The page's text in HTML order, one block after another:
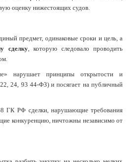
оценку нижестоящих судов.
предмет, одинаковые сроки и цель, а
сделку, которую следовало проводить
нарушает принципы открытости и
24, 93 44-ФЗ) и посягает на публичный
ГК РФ сделки, нарушающие требования
конкуренцию, ничтожны независимо от